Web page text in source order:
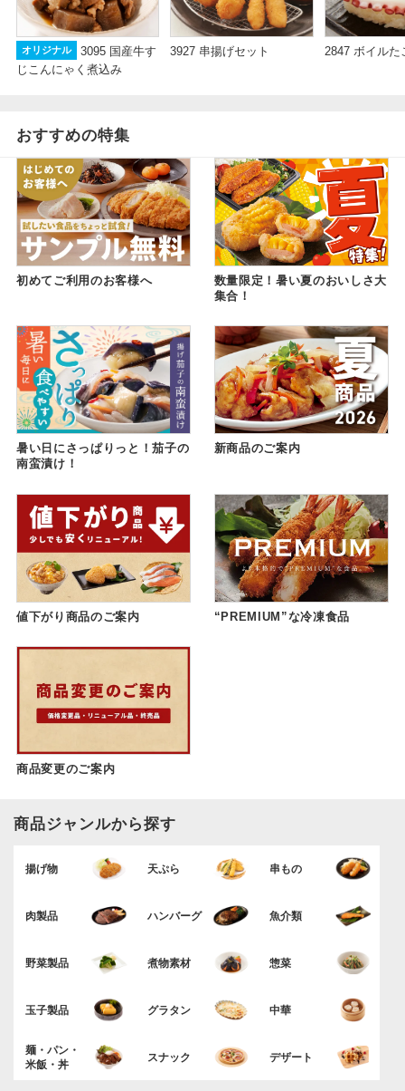
オリジナル
3095 国産牛す
じこんにゃく煮込み
3927 串揚げセット 2847 ボイルた
おすすめの特集
初めてご利用のお客様へ
数量限定！暑い夏のおいしさ大
集合！
暑い日にさっぱりっと！茄子の
南蛮漬け！
新商品のご案内
値下がり商品のご案内 “PREMIUM”な冷凍食品
商品変更のご案内
商品ジャンルから探す
揚げ物 天ぷら 串もの
肉製品 ハンバーグ 魚介類
野菜製品 煮物素材 惣菜
玉子製品 グラタン 中華
麺・パン・
米飯・丼
スナック デザート